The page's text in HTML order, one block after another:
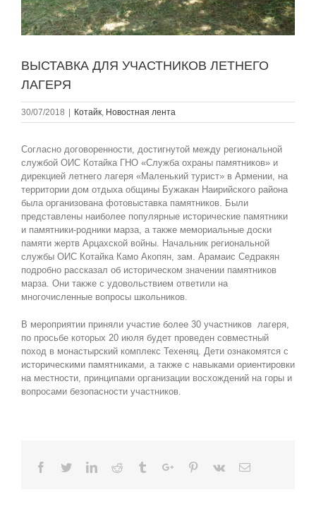
ВЫСТАВКА ДЛЯ УЧАСТНИКОВ ЛЕТНЕГО
ЛАГЕРЯ
30/07/2018 Котайк, Новостная лента
Согласно договоренности, достигнутой между региональной
службой ОИС Котайка ГНО «Служба охраны памятников» и
дирекцией летнего лагеря «Маленький турист» в Армении, на
территории дом отдыха общины Бужакан Наирийского района
была организована фотовыставка памятников. Были
представлены наиболее популярные исторические памятники
и памятники-родники марза, а также мемориальные доски
памяти жертв Арцахской войны. Начальник региональной
службы ОИС Котайка Камо Акопян, зам. Арамаис Седракян
подробно рассказал об историческом значении памятников
марза. Они также с удовольствием ответили на
многочисленные вопросы школьников.
В мероприятии приняли участие более 30 участников лагеря,
по просьбе которых 20 июля будет проведен совместный
поход в монастырский комплекс Техеняц. Дети ознакомятся с
историческими памятниками, а также с навыками ориентировки
на местности, принципами организации восхождений на горы и
вопросами безопасности участников.
Facebook
TwitterLinkedinReddit TumblrGoogle+Pinterest
Vk Email